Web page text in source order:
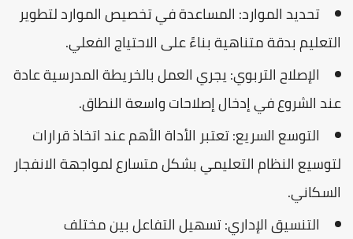
تحديد الموارد: المساعدة في تخصيص الموارد لتطوير
التعليم بدقة متناهية بناءً على الاحتياج الفعلي.
الإصلاح التربوي:يجري العمل بالخريطة المدرسية عادة
عند الشروع في إدخال إصلاحات واسعة النطاق.
التوسع السريع:تعتبر الأداة الأهم عند اتخاذ قرارات
لتوسيع النظام التعليمي بشكل متسارع لمواجهة الانفجار
السكاني.
التنسيق الإداري:تسهيل التفاعل بين مختلف